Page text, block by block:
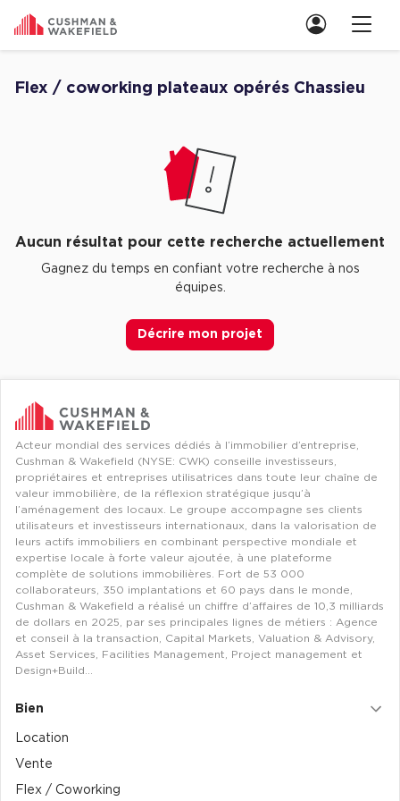
Location de Bureaux à Paris
Location de Bureaux à Lyon
Achat de Bureaux à Paris
Achat de Bureaux à Rennes
Collections de Bureaux
Hôtels particuliers
Immeuble indépendant
Bureaux certifiés - Environnement
Immeuble de bureaux avec services
Location bureaux Bellecour - Cordeliers (Lyon)
Haussmanniens
Location d'Entrepôts / Activités à Aix-en-Provence
Location d'Entrepôts / Activités à Saint-Priest
Nous contacter
Flex / coworking plateaux opérés Chassieu
Aucun résultat pour cette recherche actuellement
Gagnez du temps en confiant votre recherche à nos
équipes.
Décrire mon projet
Acteur mondial des services dédiés à l’immobilier d’entreprise,
Cushman & Wakefield (NYSE: CWK) conseille investisseurs,
propriétaires et entreprises utilisatrices dans toute leur chaîne de
valeur immobilière, de la réflexion stratégique jusqu’à
l’aménagement des locaux. Le groupe accompagne ses clients
utilisateurs et investisseurs internationaux, dans la valorisation de
leurs actifs immobiliers en combinant perspective mondiale et
expertise locale à forte valeur ajoutée, à une plateforme
complète de solutions immobilières. Fort de 53 000
collaborateurs, 350 implantations et 60 pays dans le monde,
Cushman & Wakefield a réalisé un chiffre d’affaires de 10,3 milliards
de dollars en 2025, par ses principales lignes de métiers : Agence
et conseil à la transaction, Capital Markets, Valuation & Advisory,
Asset Services, Facilities Management, Project management et
Design+Build…
Bien
Location
Vente
Flex / Coworking